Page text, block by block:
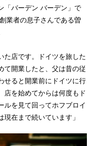
「バーデン バーデン」で
業者の息子さんである曽
た店です。ドイツを旅した
て開業したと、父は昔の従
せると開業前にドイツに行
店を始めてからは何度もド
ルを見て回ってホフブロイ
在まで続いています」